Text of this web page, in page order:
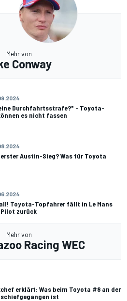
Mehr von
Conway
Durchfahrtsstrafe?" - Toyota-
es nicht fassen
Austin-Sieg? Was für Toyota
Toyota-Topfahrer fällt in Le Mans
Pilot zurück
Mehr von
Racing WEC
erklärt: Was beim Toyota #8 an der
schiefgegangen ist